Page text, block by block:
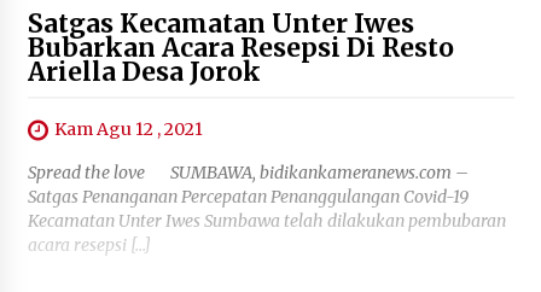
Satgas Kecamatan Unter Iwes
Bubarkan Acara Resepsi Di Resto
Ariella Desa Jorok
Kam Agu 12 , 2021
Spread the love SUMBAWA, bidikankameranews.com –
Satgas Penanganan Percepatan Penanggulangan Covid-19
Kecamatan Unter Iwes Sumbawa telah dilakukan pembubaran
acara resepsi […]